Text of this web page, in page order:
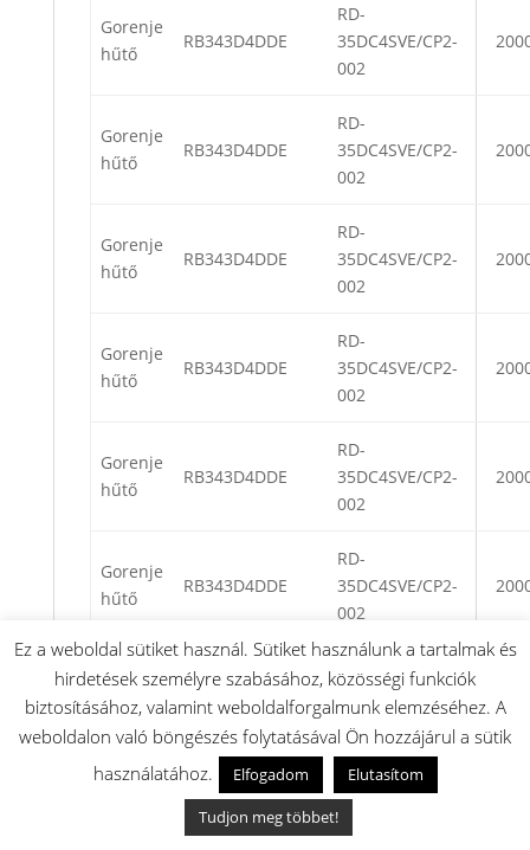
Gorenje
hűtő
RB343D4DDE
RD-
35DC4SVE/CP2-
002
Gorenje
hűtő
RB343D4DDE
RD-
35DC4SVE/CP2-
002
Gorenje
hűtő
RB343D4DDE
RD-
35DC4SVE/CP2-
002
Gorenje
hűtő
RB343D4DDE
RD-
35DC4SVE/CP2-
002
Gorenje
hűtő
RB343D4DDE
RD-
35DC4SVE/CP2-
002
Gorenje
hűtő
RB343D4DDE
RD-
35DC4SVE/CP2-
002
Gorenje
hűtő
RB343D4DDE
35DC4SVE/CP2-
002
RB343D4DDE
RD-
35DC4SVE/CP2-
002
Ez a weboldal sütiket használ. Sütiket használunk a tartalmak és
hirdetések személyre szabásához, közösségi funkciók
biztosításához, valamint weboldalforgalmunk elemzéséhez. A
weboldalon való böngészés folytatásával Ön hozzájárul a sütik
használatához.
Elfogadom
Elutasítom
Tudjon meg többet!